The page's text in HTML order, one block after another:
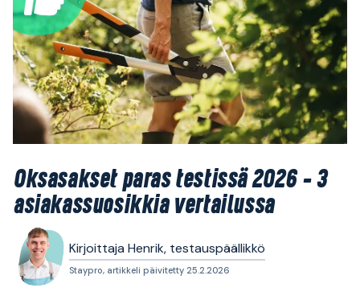
Oksasakset paras testissä 2026 – 3
asiakassuosikkia vertailussa
Kirjoittaja Henrik, testauspäällikkö
Staypro, artikkeli päivitetty 25.2.2026